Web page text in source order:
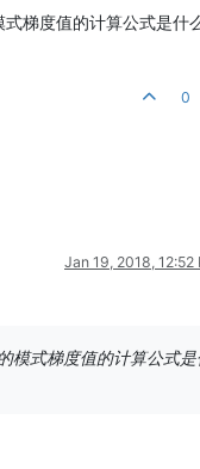
梯度值的计算公式是什
0
Jan 19, 2018, 12:52
模式梯度值的计算公式是